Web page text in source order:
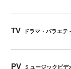
TV _ドラマ・バラエテ
PV _ミュージックビデ